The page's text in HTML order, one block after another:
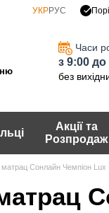
УКРРУС
Часи
з 9:00 до
без
Акції та
Розпродаж
Сонлайн Чемпіон Lux